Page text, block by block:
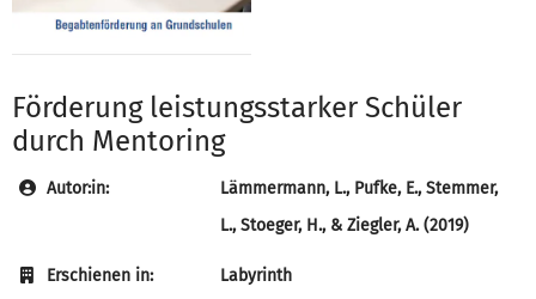
Förderung leistungsstarker Schüler
durch Mentoring
Autor:in:
Lämmermann, L., Pufke, E., Stemmer,
L., Stoeger, H., & Ziegler, A. (2019)
Erschienen in: Labyrinth